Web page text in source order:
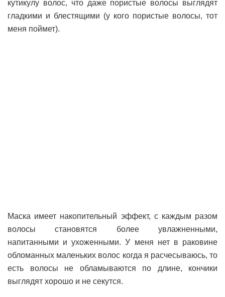
кутикулу волос, что даже пористые волосы выглядят
гладкими и блестящими (у кого пористые волосы, тот
меня поймет).
Маска имеет накопительный эффект, с каждым разом
волосы становятся более увлажненными,
напитанными и ухоженными. У меня нет в раковине
обломанных маленьких волос когда я расчесываюсь, то
есть волосы не обламываются по длине, кончики
выглядят хорошо и не секутся.